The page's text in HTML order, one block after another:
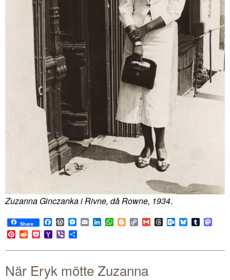
Zuzanna Ginczanka i Rivne, då Rowne, 1934.
Share Facebook
WordPress
Messenger
EmailLinkedIn
WhatsApp
BloggerCopy
Link
GmailThreadsOutlook.com
BlueskyTumblr
Pinterest
RedditPocketYahoo
Mail
Viber
När Eryk mötte Zuzanna